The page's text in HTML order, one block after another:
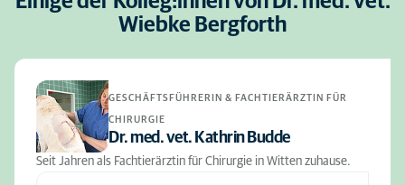
Wiebke Bergforth
GESCHÄFTSFÜHRERIN & FACHTIERÄRZTIN FÜR
CHIRURGIE
Dr. med. vet. Kathrin Budde
Seit Jahren als Fachtierärztin für Chirurgie in Witten zuhause.